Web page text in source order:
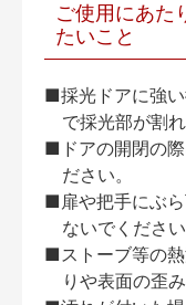
ご使用にあた
たいこと
■採光ドアに強
で採光部が割
■ドアの開閉の際
ださい。
■扉や把手にぶ
ないでください
■ストーブ等の
りや表面の歪